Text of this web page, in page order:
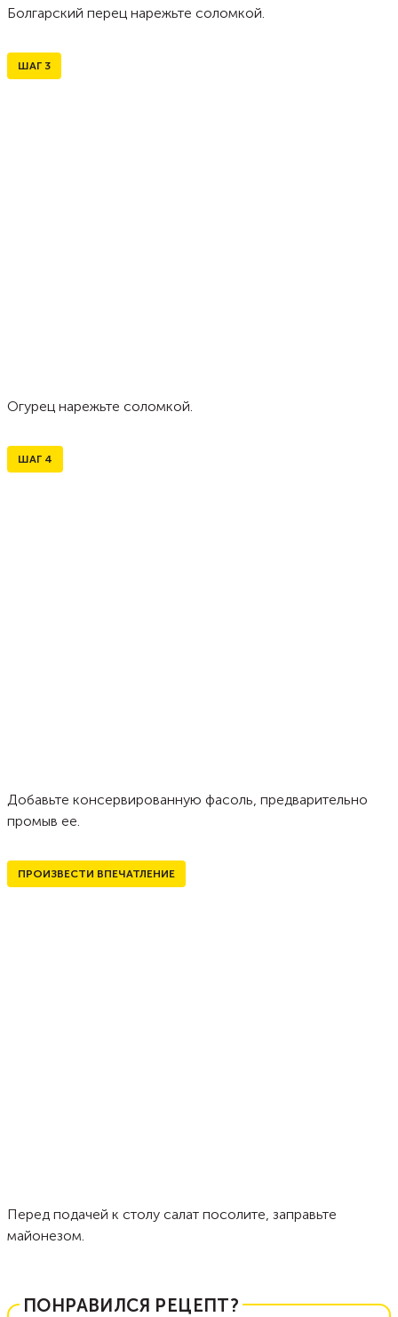
Болгарский перец нарежьте соломкой.
ШАГ 3
Огурец нарежьте соломкой.
ШАГ 4
Добавьте консервированную фасоль, предварительно
промыв ее.
ПРОИЗВЕСТИ ВПЕЧАТЛЕНИЕ
Перед подачей к столу салат посолите, заправьте
майонезом.
ПОНРАВИЛСЯ РЕЦЕПТ?